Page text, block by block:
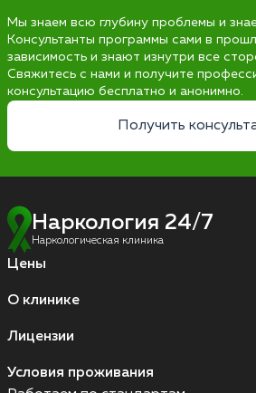
Мы знаем всю глубину проблемы и
Консультанты программы сами в
зависимость и знают изнутри все
Свяжитесь с нами и получите
консультацию бесплатно и анонимно.
Получить
Наркология 24/7
Наркологическая клиника
Цены
О клинике
Лицензии
Условия проживания